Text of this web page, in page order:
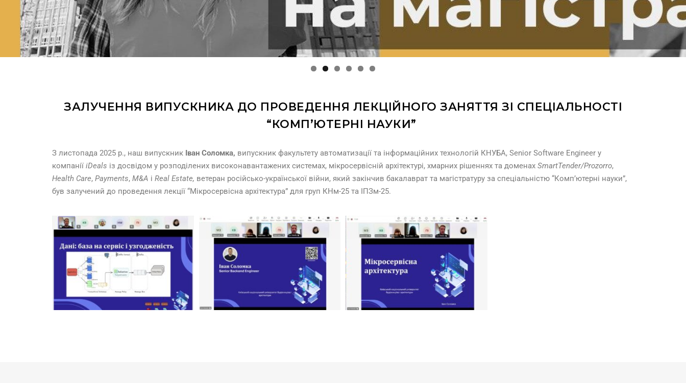
ЗАЛУЧЕННЯ ВИПУСКНИКА ДО ПРОВЕДЕННЯ ЛЕКЦІЙНОГО ЗАНЯТТЯ ЗІ СПЕЦІАЛЬНОСТІ
“КОМП’ЮТЕРНІ НАУКИ”
З листопада 2025 р., наш випускник Іван Соломка, випускник факультету автоматизації та інформаційних технологій КНУБА, Senior Software Engineer у
компанії iDeals із досвідом у розподілених високонавантажених системах, мікросервісній архітектурі, хмарних рішеннях та доменах SmartTender/Prozorro,
Health Care, Payments, M&A і Real Estate, ветеран російсько-української війни, який закінчив бакалаврат та магістратуру за спеціальністю “Комп’ютерні науки”,
був залучений до проведення лекції “Мікросервісна архітектура” для груп КНм-25 та ІПЗм-25.